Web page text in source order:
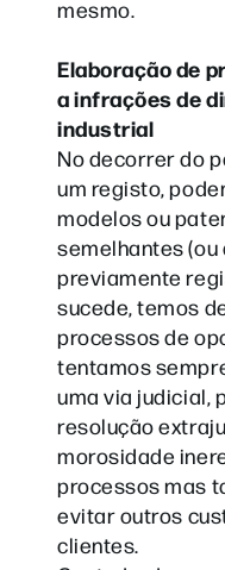
mesmo.
Elaboração de
a infrações de
industrial
No decorrer do
um registo,
modelos ou
semelhantes
previamente
sucede, temos
processos de
tentamos
uma via judicial,
resolução
morosidade
processos mas
evitar outros
clientes.